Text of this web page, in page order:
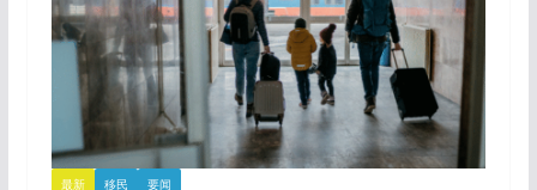
最新 移民 要闻